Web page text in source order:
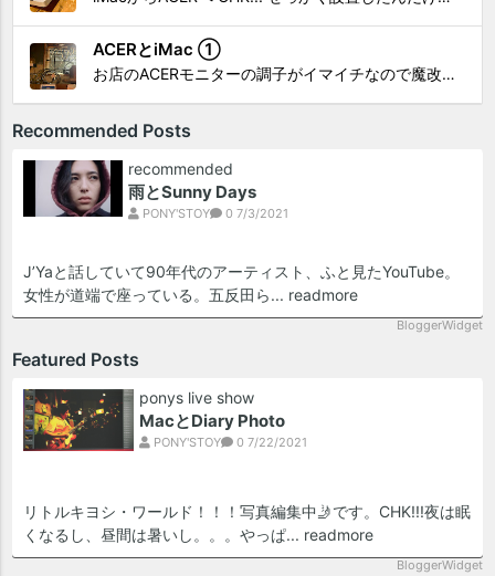
ACERとiMac ①
お店のACERモニターの調子がイマイチなので魔改造したiMacと入れ替え 外は豪雨、何処へも行かない火曜。 コツコツ作業スタートです!!! CHK!!! 何年かぶりにモニターを降ろした。 配線がぐちゃぐちゃ😂 要らないケーブルなど、使っていない部材などなど片付けて、拭き掃除w。...
Recommended Posts
recommended
雨とSunny Days
PONY'STOY 0 7/3/2021
J’Yaと話していて90年代のアーティスト、ふと見たYouTube。
女性が道端で座っている。五反田ら... readmore
BloggerWidget
Featured Posts
ponys live show
MacとDiary Photo
PONY'STOY 0 7/22/2021
リトルキヨシ・ワールド！！！写真編集中🤳です。CHK!!!夜は眠
くなるし、昼間は暑いし。。。やっぱ... readmore
BloggerWidget